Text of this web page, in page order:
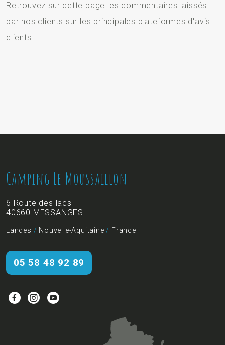
Retrouvez sur cette page les commentaires laissés
par nos clients sur les principales plateformes d'avis
clients.
Camping Le Moussaillon
6 Route des lacs
40660 MESSANGES
Landes / Nouvelle-Aquitaine/ France
05 58 48 92 89